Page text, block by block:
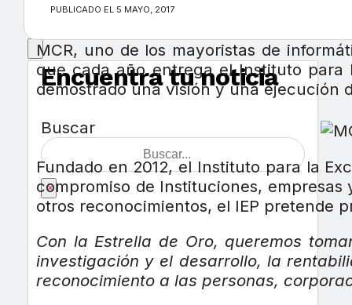
Encuentra tu noticia
Buscar
×
PUBLICADO EL 5 MAYO, 2017
MCR, uno de los mayoristas de
que cada año entrega el Instituto para
demostrado una visión y una ejecución
Fundado en 2012, el Instituto para la
compromiso de Instituciones,
otros reconocimientos, el IEP pretende
Con la Estrella de Oro, queremos
investigación y el desarrollo, la
reconocimiento a las personas,